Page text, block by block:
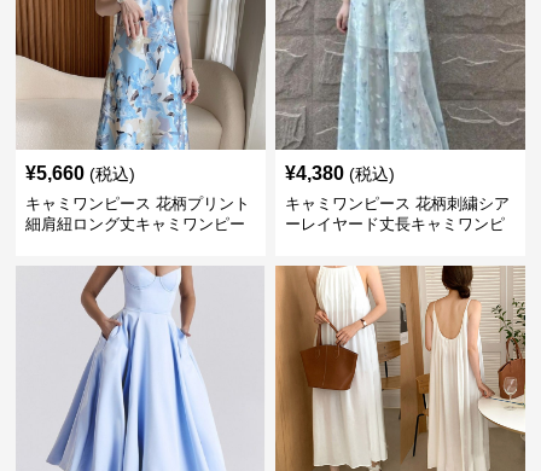
¥5,660 (税込)
キャミワンピース 花柄プリント
細肩紐ロング丈キャミワンピー
¥4,380 (税込)
キャミワンピース 花柄刺繍シア
ーレイヤード丈長キャミワンピ